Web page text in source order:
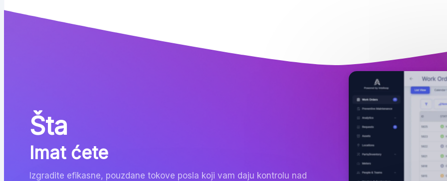
Šta
Imat ćete
Izgradite efikasne, pouzdane tokove posla koji vam daju kontrolu nad